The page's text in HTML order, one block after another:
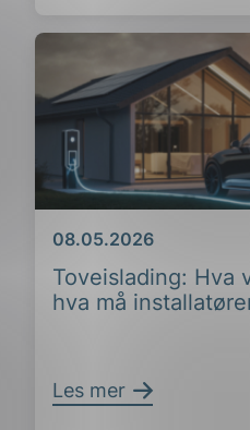
Toveislading:
hva må
Dato
08.05.2026
Les mer